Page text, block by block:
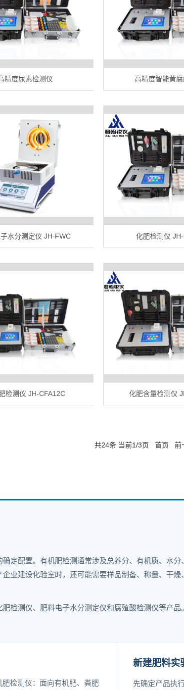
精度尿素检测仪 高精度智能黄
水分测定仪 JH-FWC 化肥检测仪
检测仪 JH-CFA12C 化肥含量检测仪
共24条 当前1/3页 首页 前
定配置。有机肥检测通常涉及总养分、有机质、水
业建设化验室时，还可能需要样品制备、称量、干
检测仪、肥料电子水分测定仪和腐殖酸检测仪等产
肥检测仪：面向有机肥、粪肥
新建肥料实
先确定产品执